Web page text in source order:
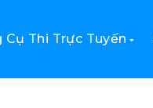
Cụ Thi Trực Tuyến